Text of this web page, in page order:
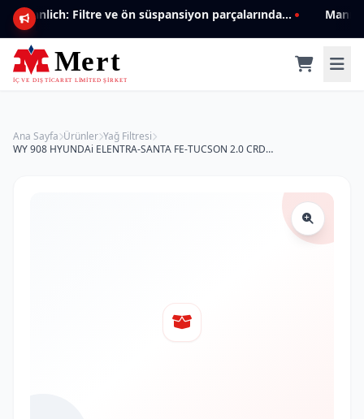
Mannlich: Filtre ve ön süspansiyon parçalarında genişleyen ürün yelpazesiyle kalite ve güven.
Ana Sayfa Ürünler Yağ Filtresi
WY 908 HYUNDAi ELENTRA-SANTA FE-TUCSON 2.0 CRDI 26310-27000 Yağ Filtresi